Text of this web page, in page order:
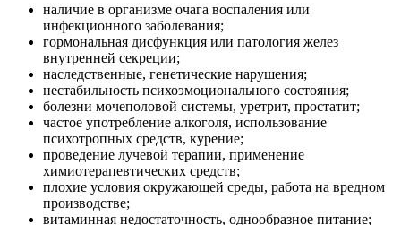
наличие в организме очага воспаления или
инфекционного заболевания;
гормональная дисфункция или патология желез
внутренней секреции;
наследственные, генетические нарушения;
нестабильность психоэмоционального состояния;
болезни мочеполовой системы, уретрит, простатит;
частое употребление алкоголя, использование
психотропных средств, курение;
проведение лучевой терапии, применение
химиотерапевтических средств;
плохие условия окружающей среды, работа на вредном
производстве;
витаминная недостаточность, однообразное питание;